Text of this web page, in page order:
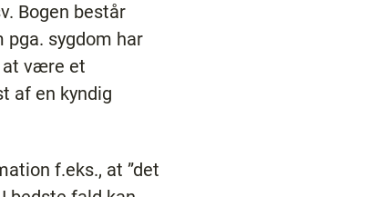
Bogen består
sygdom har
at være et
af en kyndig
f.eks., at ”det